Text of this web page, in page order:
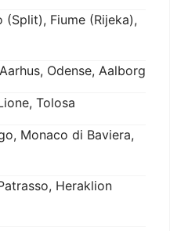
(Split), Fiume (Rijeka),
Odense, Aalborg
Tolosa
Monaco di Baviera,
Heraklion